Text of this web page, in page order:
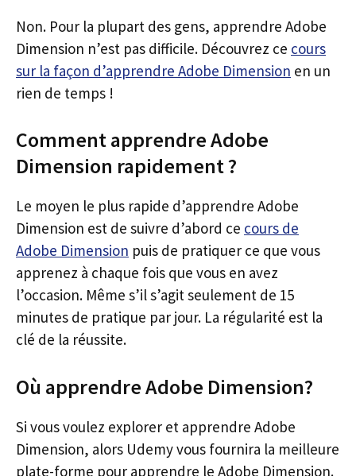
Non. Pour la plupart des gens, apprendre Adobe
Dimension n’est pas difficile. Découvrez ce cours
sur la façon d’apprendre Adobe Dimension en un
rien de temps !
Comment apprendre Adobe
Dimension rapidement ?
Le moyen le plus rapide d’apprendre Adobe
Dimension est de suivre d’abord ce cours de
Adobe Dimension puis de pratiquer ce que vous
apprenez à chaque fois que vous en avez
l’occasion. Même s’il s’agit seulement de 15
minutes de pratique par jour. La régularité est la
clé de la réussite.
Où apprendre Adobe Dimension?
Si vous voulez explorer et apprendre Adobe
Dimension, alors Udemy vous fournira la meilleure
plate-forme pour apprendre le Adobe Dimension.